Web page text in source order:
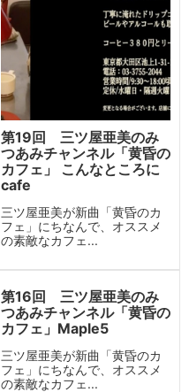
第19回 三ツ屋亜美のみ
つあみチャンネル「黄昏の
カフェ」 こんなところに
cafe
三ツ屋亜美が新曲「黄昏のカ
フェ」にちなんで、オススメ
の素敵なカフェ...
第16回 三ツ屋亜美のみ
つあみチャンネル「黄昏の
カフェ」Maple5
三ツ屋亜美が新曲「黄昏のカ
フェ」にちなんで、オススメ
の素敵なカフェ...